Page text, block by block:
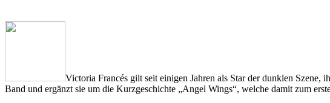
Victoria Francés gilt seit einigen Jahren als Star der dunklen Szene,
Band und ergänzt sie um die Kurzgeschichte „Angel Wings“, welche damit zum